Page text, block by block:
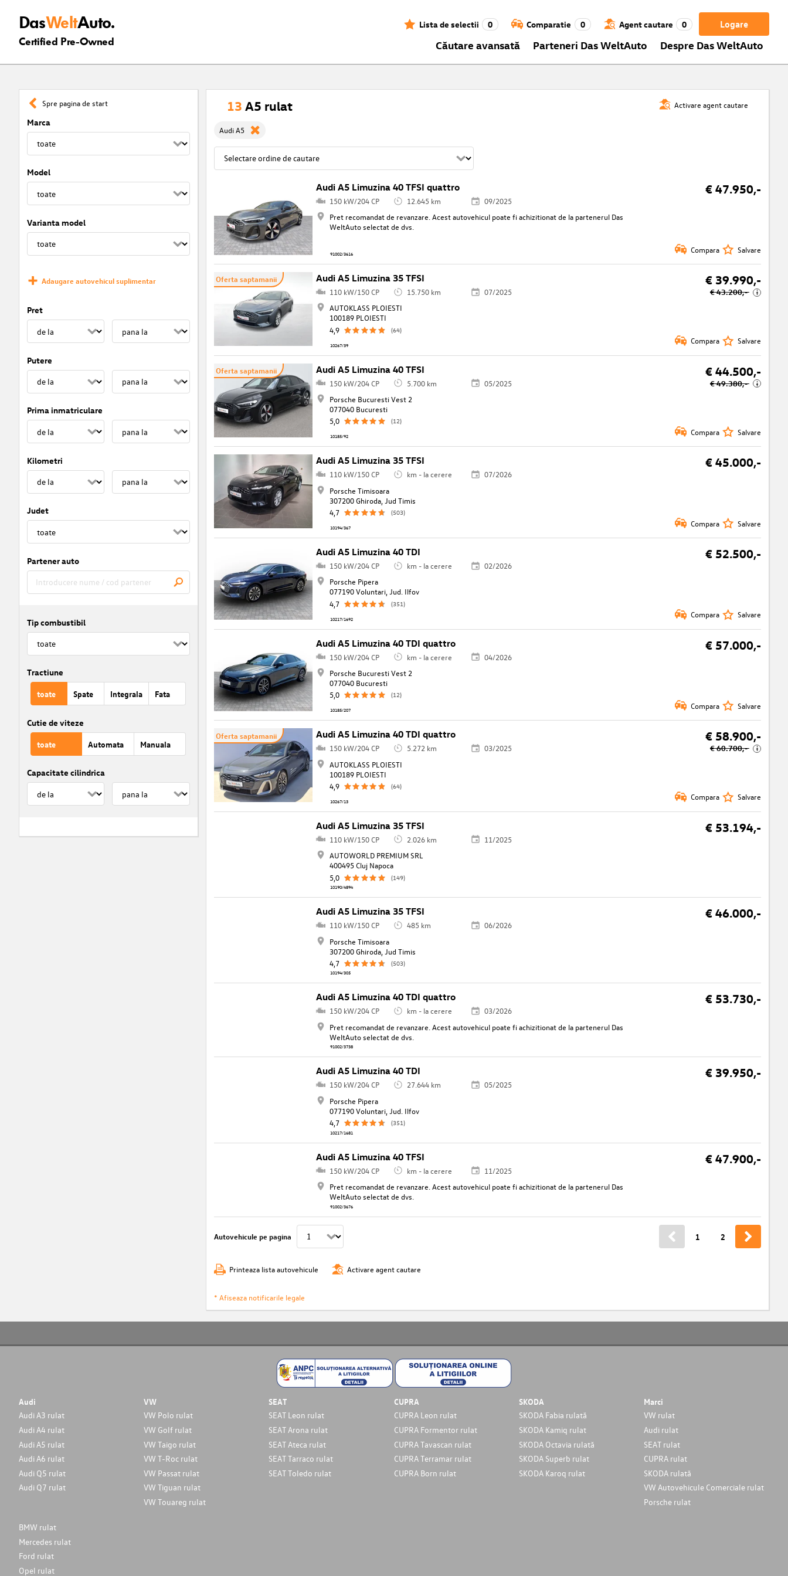
DasWeltAuto.
Certified Pre-Owned
Logare
Lista de selectii 0 Comparatie 0 Agent cautare 0
Căutare avansată Parteneri Das WeltAuto Despre Das WeltAuto
Spre pagina de start
Marca
Model
Varianta model
Adaugare autovehicul suplimentar
Pret
Putere
Prima inmatriculare
Kilometri
Judet
Partener auto
Tip combustibil
Tractiune
toate Spate Integrala Fata
Cutie de viteze
toate Automata Manuala
Capacitate cilindrica
Activare agent cautare
13 A5 rulat
Audi A5
Audi A5 Limuzina 40 TFSI quattro € 47.950,-
150 kW/204 CP 12.645 km
09/2025
Pret recomandat de revanzare. Acest autovehicul poate fi achizitionat de la partenerul Das
WeltAuto selectat de dvs.
91002/3616 Compara Salvare
Oferta saptamanii Audi A5 Limuzina 35 TFSI € 39.990,-
€ 43.200,- i
110 kW/150 CP 15.750 km
07/2025
AUTOKLASS PLOIESTI
100189 PLOIESTI
4,9
(64)
10267/39 Compara Salvare
Oferta saptamanii Audi A5 Limuzina 40 TFSI € 44.500,-
€ 49.380,- i
150 kW/204 CP 5.700 km
05/2025
Porsche Bucuresti Vest 2
077040 Bucuresti
5,0
(12)
10185/92 Compara Salvare
Audi A5 Limuzina 35 TFSI € 45.000,-
110 kW/150 CP km - la cerere
07/2026
Porsche Timisoara
307200 Ghiroda, Jud Timis
4,7
(503)
10194/367 Compara Salvare
Audi A5 Limuzina 40 TDI € 52.500,-
150 kW/204 CP km - la cerere
02/2026
Porsche Pipera
077190 Voluntari, Jud. Ilfov
4,7
(351)
10217/1692 Compara Salvare
Audi A5 Limuzina 40 TDI quattro € 57.000,-
150 kW/204 CP km - la cerere
04/2026
Porsche Bucuresti Vest 2
077040 Bucuresti
5,0
(12)
10185/207 Compara Salvare
Oferta saptamanii Audi A5 Limuzina 40 TDI quattro € 58.900,-
€ 60.700,- i
150 kW/204 CP 5.272 km
03/2025
AUTOKLASS PLOIESTI
100189 PLOIESTI
4,9
(64)
10267/13 Compara Salvare
Audi A5 Limuzina 35 TFSI € 53.194,-
110 kW/150 CP 2.026 km
11/2025
AUTOWORLD PREMIUM SRL
400495 Cluj Napoca
5,0
(149)
10190/4894
Audi A5 Limuzina 35 TFSI € 46.000,-
110 kW/150 CP 485 km
06/2026
Porsche Timisoara
307200 Ghiroda, Jud Timis
4,7
(503)
10194/305
Audi A5 Limuzina 40 TDI quattro € 53.730,-
150 kW/204 CP km - la cerere
03/2026
Pret recomandat de revanzare. Acest autovehicul poate fi achizitionat de la partenerul Das
WeltAuto selectat de dvs.
91002/3738
Audi A5 Limuzina 40 TDI € 39.950,-
150 kW/204 CP 27.644 km
05/2025
Porsche Pipera
077190 Voluntari, Jud. Ilfov
4,7
(351)
10217/1681
Audi A5 Limuzina 40 TFSI € 47.900,-
150 kW/204 CP km - la cerere
11/2025
Pret recomandat de revanzare. Acest autovehicul poate fi achizitionat de la partenerul Das
WeltAuto selectat de dvs.
91002/3676
Autovehicule pe pagina 1 2
Printeaza lista autovehicule Activare agent cautare
* Afiseaza notificarile legale
Audi
Audi A3 rulat
Audi A4 rulat
Audi A5 rulat
Audi A6 rulat
Audi Q5 rulat
Audi Q7 rulat
VW
VW Polo rulat
VW Golf rulat
VW Taigo rulat
VW T-Roc rulat
VW Passat rulat
VW Tiguan rulat
VW Touareg rulat
SEAT
SEAT Leon rulat
SEAT Arona rulat
SEAT Ateca rulat
SEAT Tarraco rulat
SEAT Toledo rulat
CUPRA
CUPRA Leon rulat
CUPRA Formentor rulat
CUPRA Tavascan rulat
CUPRA Terramar rulat
CUPRA Born rulat
SKODA
SKODA Fabia rulată
SKODA Kamiq rulat
SKODA Octavia rulată
SKODA Superb rulat
SKODA Karoq rulat
Marci
VW rulat
Audi rulat
SEAT rulat
CUPRA rulat
SKODA rulată
VW Autovehicule Comerciale rulat
Porsche rulat
BMW rulat
Mercedes rulat
Ford rulat
Opel rulat